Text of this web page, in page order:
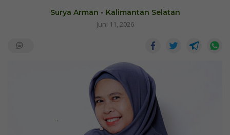
Surya Arman - Kalimantan Selatan
Juni 11, 2026